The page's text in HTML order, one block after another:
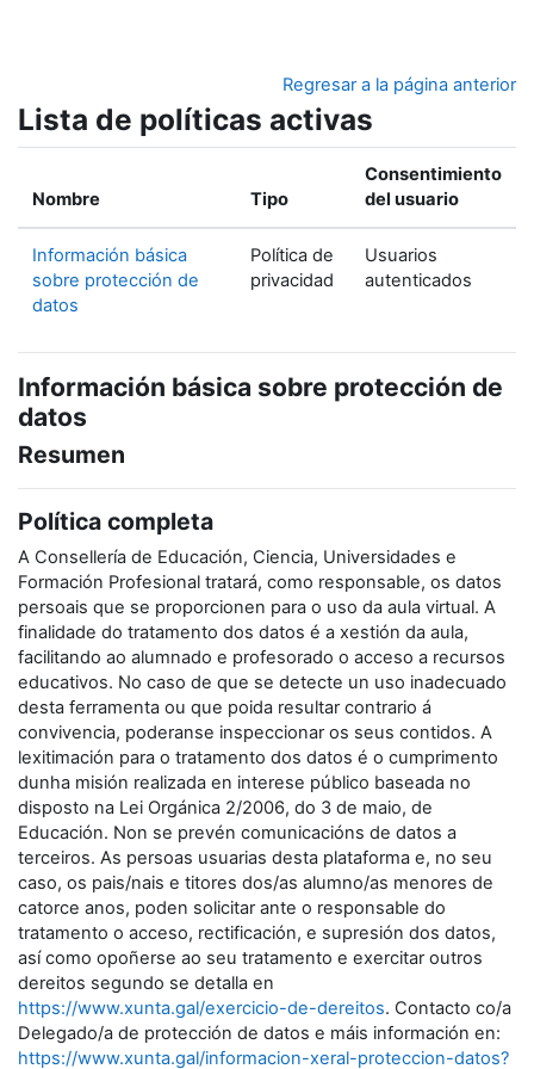
Regresar a la página anterior
Lista de políticas activas
Nombre Tipo
Consentimiento
del usuario
Información básica
sobre protección de
datos
Política de
privacidad
Usuarios
autenticados
Información básica sobre protección de
datos
Resumen
Política completa
A Consellería de Educación, Ciencia, Universidades e
Formación Profesional tratará, como responsable, os datos
persoais que se proporcionen para o uso da aula virtual. A
finalidade do tratamento dos datos é a xestión da aula,
facilitando ao alumnado e profesorado o acceso a recursos
educativos. No caso de que se detecte un uso inadecuado
desta ferramenta ou que poida resultar contrario á
convivencia, poderanse inspeccionar os seus contidos. A
lexitimación para o tratamento dos datos é o cumprimento
dunha misión realizada en interese público baseada no
disposto na Lei Orgánica 2/2006, do 3 de maio, de
Educación. Non se prevén comunicacións de datos a
terceiros. As persoas usuarias desta plataforma e, no seu
caso, os pais/nais e titores dos/as alumno/as menores de
catorce anos, poden solicitar ante o responsable do
tratamento o acceso, rectificación, e supresión dos datos,
así como opoñerse ao seu tratamento e exercitar outros
dereitos segundo se detalla en
https://www.xunta.gal/exercicio-de-dereitos. Contacto co/a
Delegado/a de protección de datos e máis información en:
https://www.xunta.gal/informacion-xeral-proteccion-datos?